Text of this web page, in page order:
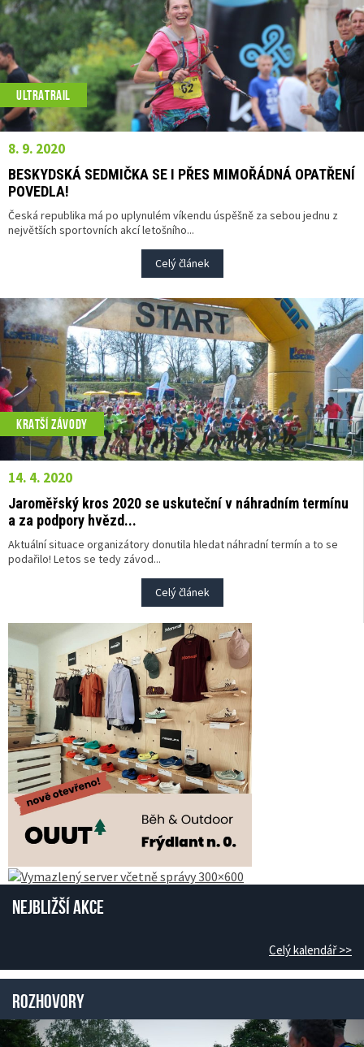
ULTRATRAIL
8. 9. 2020
BESKYDSKÁ SEDMIČKA SE I PŘES MIMOŘÁDNÁ OPATŘENÍ
POVEDLA!
Česká republika má po uplynulém víkendu úspěšně za sebou jednu z
největších sportovních akcí letošního...
Celý článek
KRATŠÍ ZÁVODY
14. 4. 2020
Jaroměřský kros 2020 se uskuteční v náhradním termínu
a za podpory hvězd...
Aktuální situace organizátory donutila hledat náhradní termín a to se
podařilo! Letos se tedy závod...
Celý článek
Nejbližší akce
Celý kalendář >>
Rozhovory